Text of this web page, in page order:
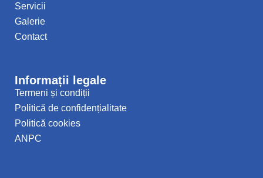
Servicii
Galerie
Contact
Informații legale
Termeni și condiții
Politică de confidențialitate
Politică cookies
ANPC